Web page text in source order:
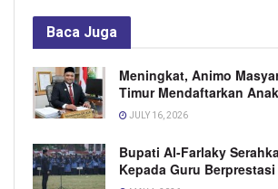
Baca Juga
Meningkat, Animo
Timur Mendaftarkan
JULY 16, 2026
Bupati Al-Farlaky
Kepada Guru